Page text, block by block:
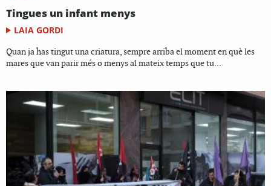
Tingues un infant menys
LAIA GORDI
Quan ja has tingut una criatura, sempre arriba el moment en què les
mares que van parir més o menys al mateix temps que tu...